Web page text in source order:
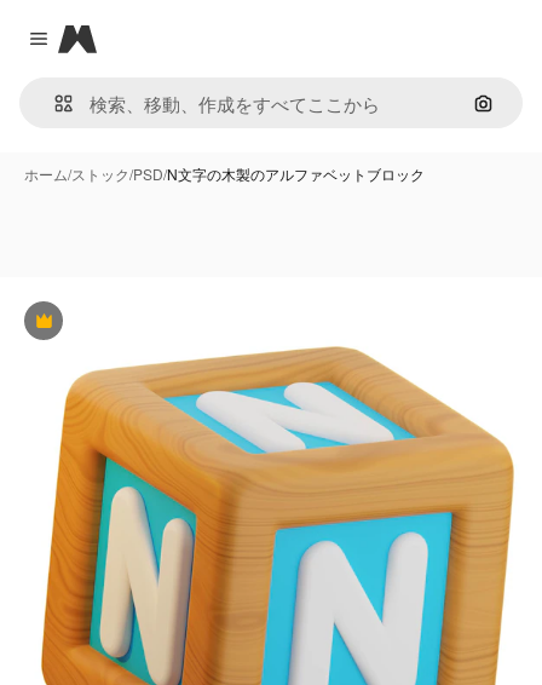
Close menu
Magnific
画像で
ホーム/ストック/PSD/N文字の木製のアルファベットブロック
Premium